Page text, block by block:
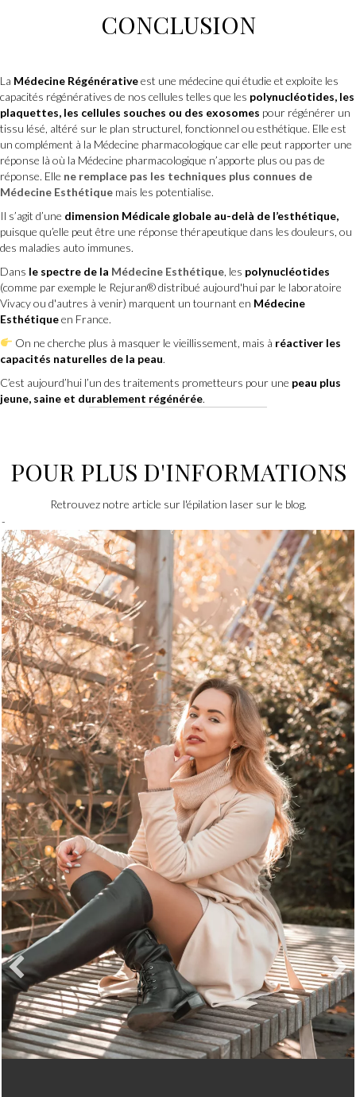
CONCLUSION
La Médecine Régénérativeest une médecine qui étudie et exploite les
capacités régénératives de nos cellules telles que les polynucléotides, les
plaquettes, les cellules souches ou des exosomes pour régénérer un
tissu lésé, altéré sur le plan structurel, fonctionnel ou esthétique. Elle est
un complément à la Médecine pharmacologique car elle peut rapporter une
réponse là où la Médecine pharmacologique n’apporte plus ou pas de
réponse. Elle ne remplace pas les techniques plus connues de
Médecine Esthétique mais les potentialise.
Il s’agit d’une dimension Médicale globale au-delà de l’esthétique,
puisque qu’elle peut être une réponse thérapeutique dans les douleurs, ou
des maladies auto immunes.
Dans le spectre de la Médecine Esthétique, les polynucléotides
(comme par exemple le Rejuran® distribué aujourd'hui par le laboratoire
Vivacy ou d'autres à venir) marquent un tournant en Médecine
Esthétiqueen France.
On ne cherche plus à masquer le vieillissement, mais à réactiver les
capacités naturelles de la peau.
C’est aujourd’hui l’un des traitements prometteurs pour une peau plus
jeune, saine et durablement régénérée.
POUR PLUS D'INFORMATIONS
Retrouvez notre article sur l'épilation laser sur le blog.